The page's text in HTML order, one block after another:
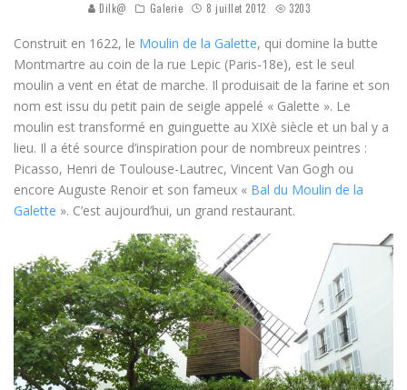
Dilk@ Galerie 8 juillet 2012 3203
Construit en 1622, le Moulin de la Galette, qui domine la butte
Montmartre au coin de la rue Lepic (Paris-18e), est le seul
moulin a vent en état de marche. Il produisait de la farine et son
nom est issu du petit pain de seigle appelé « Galette ». Le
moulin est transformé en guinguette au XIXè siècle et un bal y a
lieu. Il a été source d’inspiration pour de nombreux peintres :
Picasso, Henri de Toulouse-Lautrec, Vincent Van Gogh ou
encore Auguste Renoir et son fameux « Bal du Moulin de la
Galette ». C’est aujourd’hui, un grand restaurant.